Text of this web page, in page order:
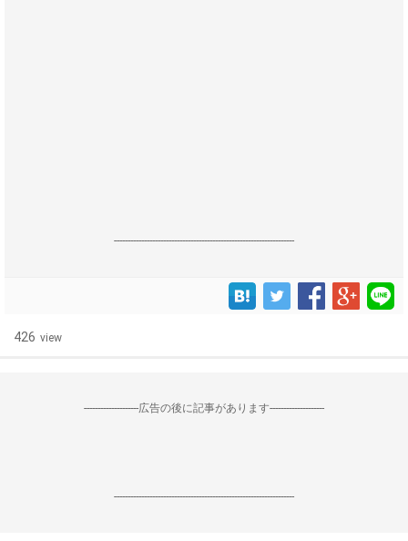
------------------------------------------------------------------
426 view
--------------------広告の後に記事があります--------------------
------------------------------------------------------------------